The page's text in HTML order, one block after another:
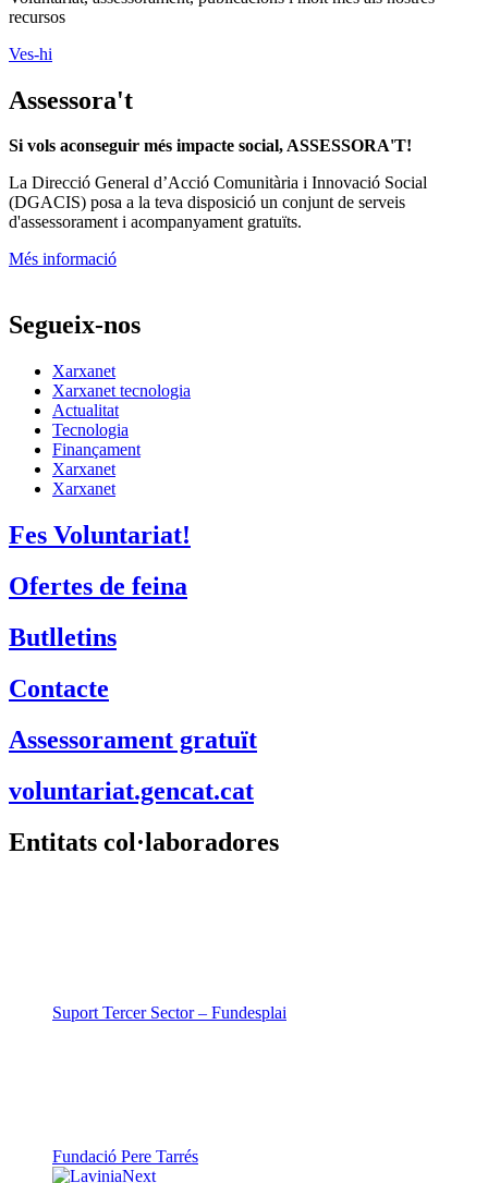
recursos
Ves-hi
Assessora't
Si vols aconseguir més impacte social, ASSESSORA'T!
La Direcció General d’Acció Comunitària i Innovació Social
(DGACIS) posa a la teva disposició un conjunt de serveis
d'assessorament i acompanyament gratuïts.
Més informació
Segueix-nos
Xarxanet
Xarxanet tecnologia
Actualitat
Tecnologia
Finançament
Xarxanet
Xarxanet
Fes Voluntariat!
Ofertes de feina
Butlletins
Contacte
Assessorament gratuït
voluntariat.gencat.cat
Entitats col·laboradores
Suport Tercer Sector – Fundesplai
Fundació Pere Tarrés